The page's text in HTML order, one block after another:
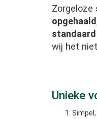
Zorgeloze
opgehaald
wij het
Unieke